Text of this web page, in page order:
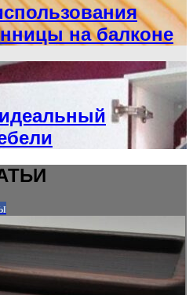
на балконе